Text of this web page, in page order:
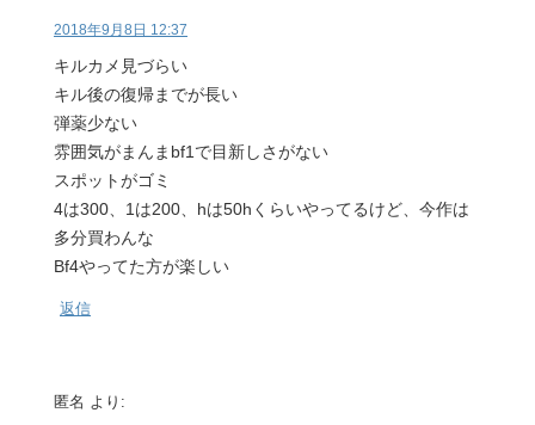
2018年9月8日 12:37
キルカメ見づらい
キル後の復帰までが長い
弾薬少ない
雰囲気がまんまbf1で目新しさがない
スポットがゴミ
4は300、1は200、hは50hくらいやってるけど、今作は
多分買わんな
Bf4やってた方が楽しい
返信
匿名 より: